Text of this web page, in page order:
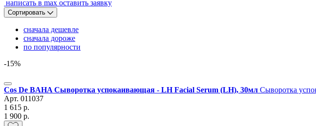
написать в max оставить заявку
Сортировать
сначала дешевле
сначала дороже
по популярности
-15%
Cos De BAHA Сыворотка успокаивающая - LH Facial Serum (LH), 30мл Сыворотка
Арт. 011037
1 615 р.
1 900 р.